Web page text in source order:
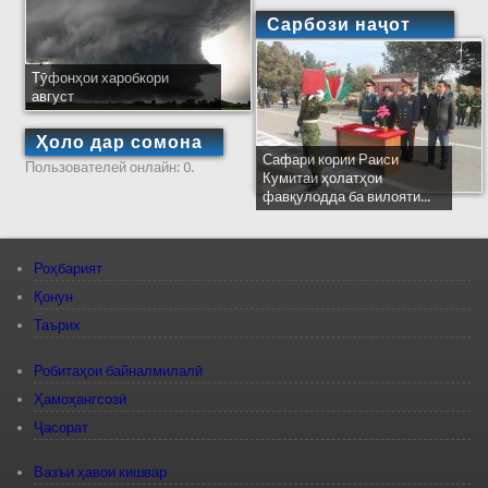
Тӯфонҳои харобкори
август
Ҳоло дар сомона
Пользователей онлайн: 0.
Сарбози наҷот
Сафари кории Раиси
Кумитаи ҳолатҳои
фавқулодда ба вилояти...
Роҳбарият
Қонун
Таърих
Робитаҳои байналмилалӣ
Ҳамоҳангсозӣ
Ҷасорат
Вазъи ҳавои кишвар